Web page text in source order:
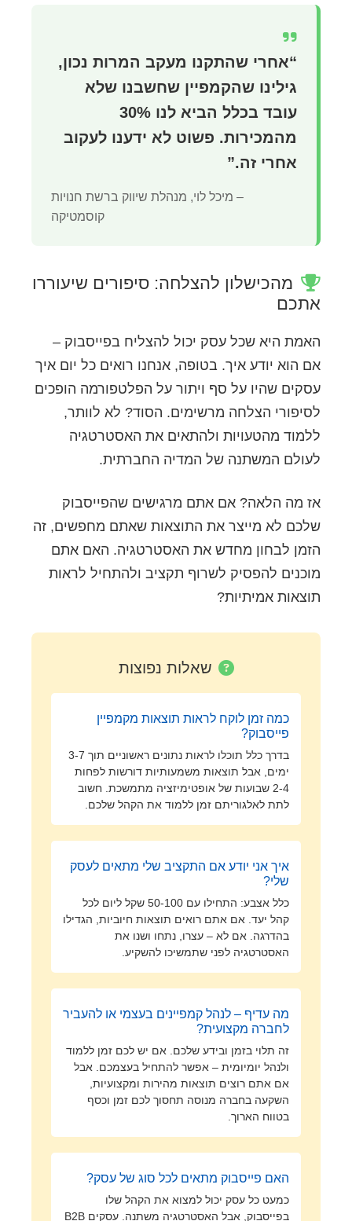
“אחרי שהתקנו מעקב המרות נכון,
גילינו שהקמפיין שחשבנו שלא
עובד בכלל הביא לנו 30%
מהמכירות. פשוט לא ידענו לעקוב
אחרי זה.”
– מיכל לוי, מנהלת שיווק ברשת חנויות
קוסמטיקה
מהכישלון להצלחה: סיפורים שיעוררו
אתכם
האמת היא שכל עסק יכול להצליח בפייסבוק –
אם הוא יודע איך. בטופה, אנחנו רואים כל יום איך
עסקים שהיו על סף ויתור על הפלטפורמה הופכים
לסיפורי הצלחה מרשימים. הסוד? לא לוותר,
ללמוד מהטעויות ולהתאים את האסטרטגיה
לעולם המשתנה של המדיה החברתית.
אז מה הלאה? אם אתם מרגישים שהפייסבוק
שלכם לא מייצר את התוצאות שאתם מחפשים, זה
הזמן לבחון מחדש את האסטרטגיה. האם אתם
מוכנים להפסיק לשרוף תקציב ולהתחיל לראות
תוצאות אמיתיות?
שאלות נפוצות
כמה זמן לוקח לראות תוצאות מקמפיין
פייסבוק?
בדרך כלל תוכלו לראות נתונים ראשוניים תוך 3-7
ימים, אבל תוצאות משמעותיות דורשות לפחות
2-4 שבועות של אופטימיזציה מתמשכת. חשוב
לתת לאלגוריתם זמן ללמוד את הקהל שלכם.
איך אני יודע אם התקציב שלי מתאים לעסק
שלי?
כלל אצבע: התחילו עם 50-100 שקל ליום לכל
קהל יעד. אם אתם רואים תוצאות חיוביות, הגדילו
בהדרגה. אם לא – עצרו, נתחו ושנו את
האסטרטגיה לפני שתמשיכו להשקיע.
מה עדיף – לנהל קמפיינים בעצמי או להעביר
לחברה מקצועית?
זה תלוי בזמן ובידע שלכם. אם יש לכם זמן ללמוד
ולנהל יומיומית – אפשר להתחיל בעצמכם. אבל
אם אתם רוצים תוצאות מהירות ומקצועיות,
השקעה בחברה מנוסה תחסוך לכם זמן וכסף
בטווח הארוך.
האם פייסבוק מתאים לכל סוג של עסק?
כמעט כל עסק יכול למצוא את הקהל שלו
בפייסבוק, אבל האסטרטגיה משתנה. עסקים B2B